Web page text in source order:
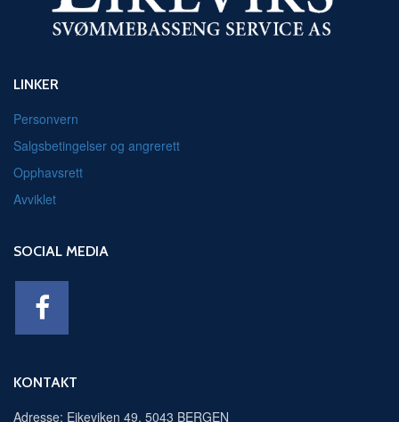
LINKER
Personvern
Salgsbetingelser og angrerett
Opphavsrett
Avviklet
SOCIAL MEDIA
KONTAKT
Adresse: Eikeviken 49, 5043 BERGEN